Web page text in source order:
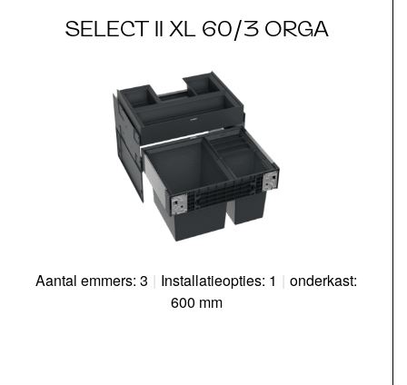
SELECT II XL 60/3 ORGA
Aantal emmers: 3 | Installatieopties: 1 | onderkast:
600 mm